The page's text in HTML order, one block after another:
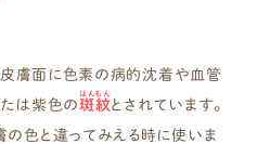
皮膚面に色素の病的沈着や血管
は紫色の斑紋
はんもん
とされています。
色と違ってみえる時に使いま